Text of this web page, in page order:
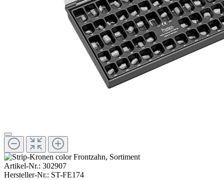
Artikel-Nr.: 302907
Hersteller-Nr.: ST-FE174